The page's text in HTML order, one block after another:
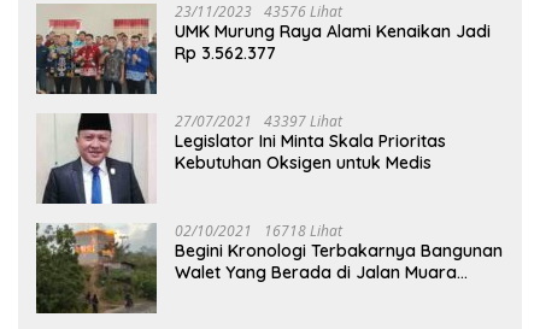
23/11/2023 43576 Lihat
UMK Murung Raya Alami Kenaikan Jadi
Rp 3.562.377
27/07/2021 43397 Lihat
Legislator Ini Minta Skala Prioritas
Kebutuhan Oksigen untuk Medis
02/10/2021 16718 Lihat
Begini Kronologi Terbakarnya Bangunan
Walet Yang Berada di Jalan Muara